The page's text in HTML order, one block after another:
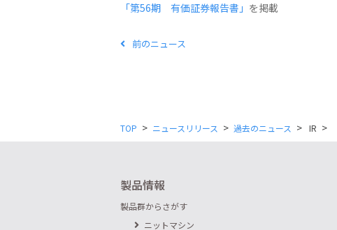
「第56期 有価証券報告書」 を掲載
前のニュース
TOP > ニュースリリース > 過去のニュース > IR >
製品情報
製品群からさがす
ニットマシン